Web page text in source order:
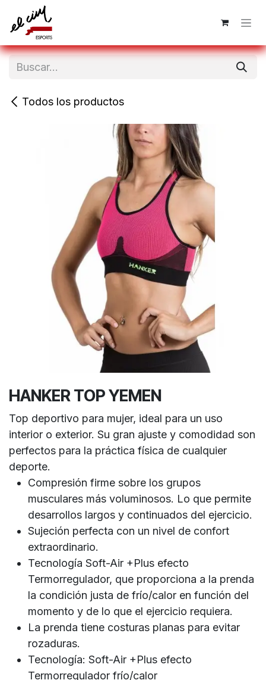
Ir al contenido
Todos los productos
HANKER TOP YEMEN
Top deportivo para mujer, ideal para un uso
interior o exterior. Su gran ajuste y comodidad son
perfectos para la práctica física de cualquier
deporte.
Compresión firme sobre los grupos
musculares más voluminosos. Lo que permite
desarrollos largos y continuados del ejercicio.
Sujeción perfecta con un nivel de confort
extraordinario.
Tecnología Soft-Air +Plus efecto
Termorregulador, que proporciona a la prenda
la condición justa de frío/calor en función del
momento y de lo que el ejercicio requiera.
La prenda tiene costuras planas para evitar
rozaduras.
Tecnología: Soft-Air +Plus efecto
Termorregulador frío/calor